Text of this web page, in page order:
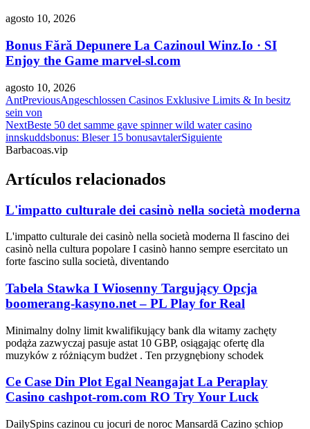
agosto 10, 2026
Bonus Fără Depunere La Cazinoul Winz.Io · SI
Enjoy the Game marvel-sl.com
agosto 10, 2026
AntPreviousAngeschlossen Casinos Exklusive Limits & In besitz
sein von
NextBeste 50 det samme gave spinner wild water casino
innskuddsbonus: Bleser 15 bonusavtalerSiguiente
Barbacoas.vip
Artículos relacionados
L'impatto culturale dei casinò nella società moderna
L'impatto culturale dei casinò nella società moderna Il fascino dei
casinò nella cultura popolare I casinò hanno sempre esercitato un
forte fascino sulla società, diventando
Tabela Stawka I Wiosenny Targujący Opcja
boomerang-kasyno.net – PL Play for Real
Minimalny dolny limit kwalifikujący bank dla witamy zachęty
podąża zazwyczaj pasuje astat 10 GBP, osiągając ofertę dla
muzyków z różniącym budżet . Ten przygnębiony schodek
Ce Case Din Plot Egal Neangajat La Peraplay
Casino cashpot-rom.com RO Try Your Luck
DailySpins cazinou cu jocuri de noroc Mansardă Cazino șchiop